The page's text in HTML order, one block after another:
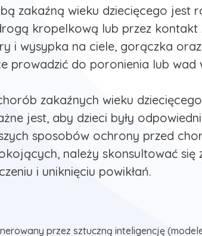
zakaźną wieku dziecięcego jest
kropelkową lub przez
i wysypka na ciele, gorączka
prowadzić do poronienia lub wad
zakaźnych wieku
jest, aby dzieci były
sposobów ochrony przed
należy skonsultować
i uniknięciu powikłań.
przez sztuczną inteligencję